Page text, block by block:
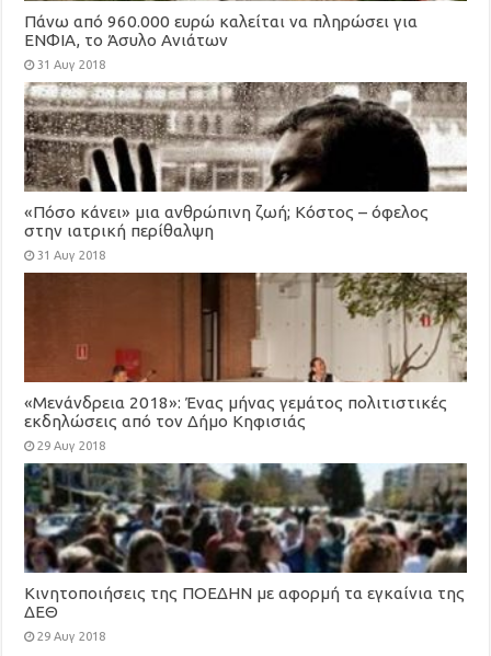
Πάνω από 960.000 ευρώ καλείται να πληρώσει για
ΕΝΦΙΑ, το Άσυλο Ανιάτων
31 Αυγ 2018
«Πόσο κάνει» μια ανθρώπινη ζωή; Κόστος – όφελος
στην ιατρική περίθαλψη
31 Αυγ 2018
«Μενάνδρεια 2018»: Ένας μήνας γεμάτος πολιτιστικές
εκδηλώσεις από τον Δήμο Κηφισιάς
29 Αυγ 2018
Κινητοποιήσεις της ΠΟΕΔΗΝ με αφορμή τα εγκαίνια της
ΔΕΘ
29 Αυγ 2018